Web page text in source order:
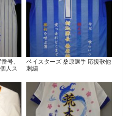
号、
人ス
ベイスターズ 桑原選手 応援歌他
刺繍